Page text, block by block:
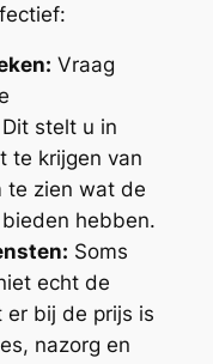
Vraag
stelt u in
te krijgen van
te zien wat de
hebben.
Soms
echt de
er bij de prijs is
nazorg en